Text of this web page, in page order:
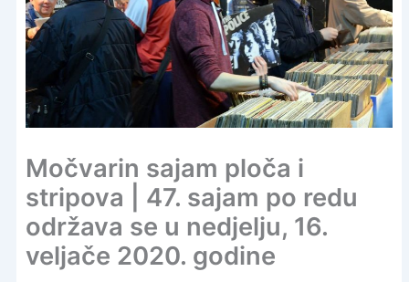
Močvarin sajam ploča i
stripova | 47. sajam po redu
održava se u nedjelju, 16.
veljače 2020. godine